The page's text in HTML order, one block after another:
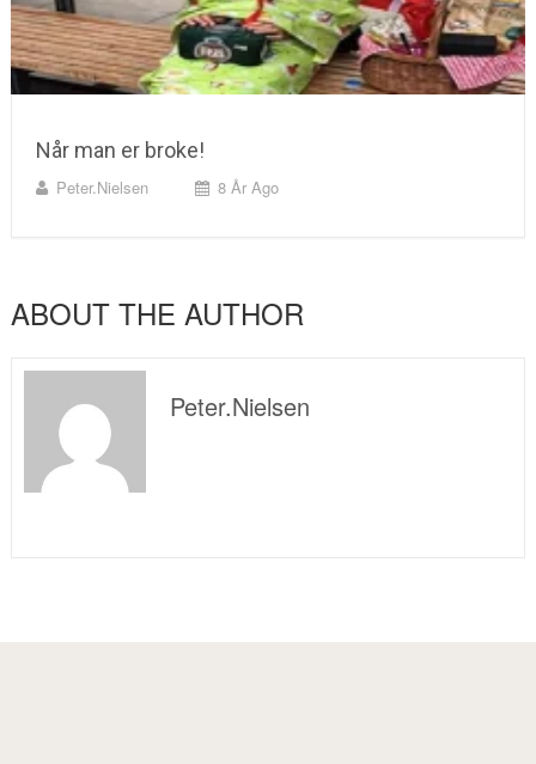
Når man er broke!
Peter.nielsen 8 År Ago
ABOUT THE AUTHOR
Peter.nielsen